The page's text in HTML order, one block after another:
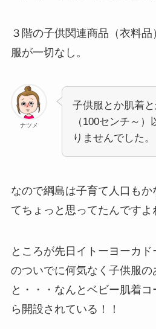
３階の子供関連商品（衣料
服が一切なし。
ナツメ
子供服とか肌着
（100センチ～
りませんでした。
なので綱島は子育て人口も
てちょっと思ってたんですよ
ところが先日イトーヨーカ
のついでに何気なく子供服の
と・・・なんとベビー肌着
ら開設されている！！